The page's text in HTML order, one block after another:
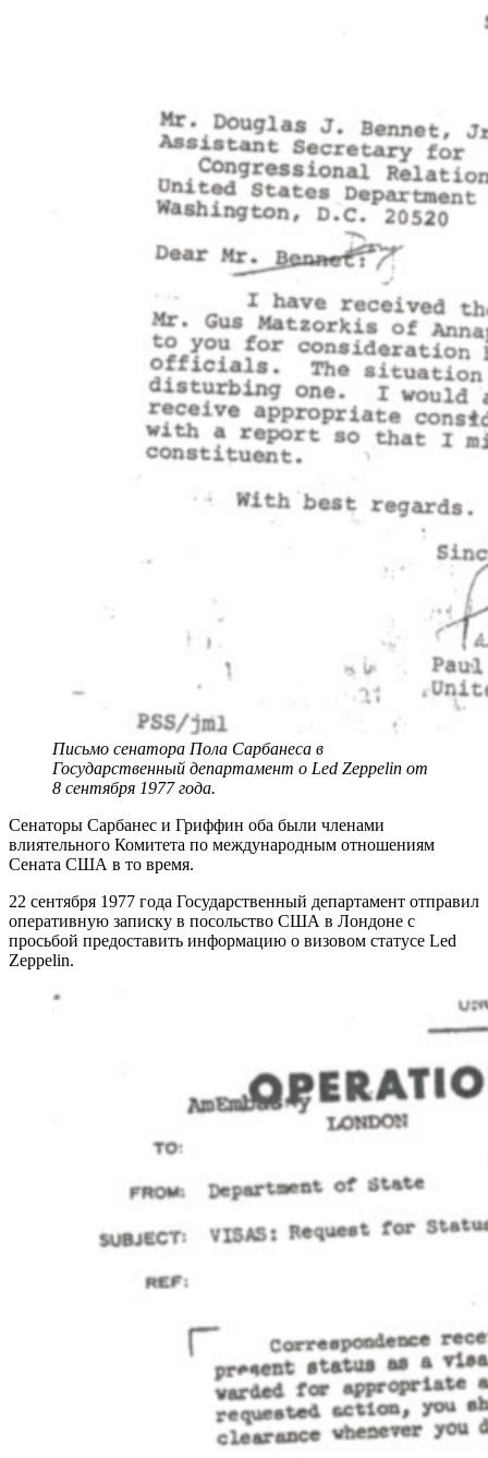
Письмо сенатора Пола Сарбанеса в
Государственный департамент о Led Zeppelin от
8 сентября 1977 года.
Сенаторы Сарбанес и Гриффин оба были членами
влиятельного Комитета по международным отношениям
Сената США в то время.
22 сентября 1977 года Государственный департамент отправил
оперативную записку в посольство США в Лондоне с
просьбой предоставить информацию о визовом статусе Led
Zeppelin.